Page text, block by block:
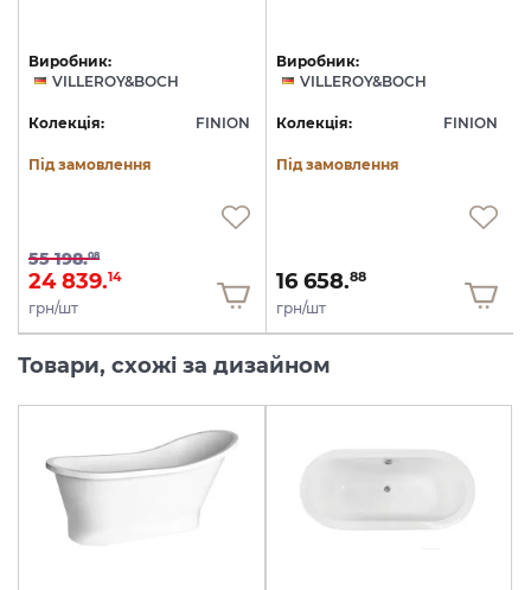
Виробник:
VILLEROY&BOCH
Колекція: FINION
Під замовлення
55 198.08
24 839.14
грн/шт
Виробник:
VILLEROY&BOCH
Колекція: FINION
Під замовлення
16 658.88
грн/шт
Товари, схожі за дизайном